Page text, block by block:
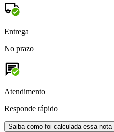
Entrega
No prazo
Atendimento
Responde rápido
Saiba como foi calculada essa nota